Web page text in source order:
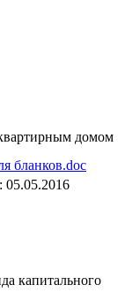
домом
бланков.doc
05.05.2016
капитального